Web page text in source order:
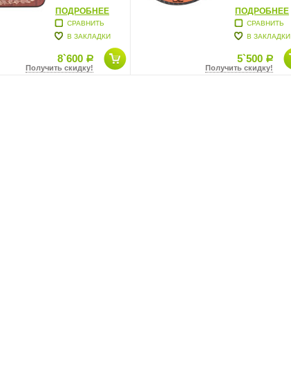
ПОДРОБНЕЕ
СРАВНИТЬ
В ЗАКЛАДКИ
8`600 Р
Получить скидку!
стиле
ПОДРОБНЕЕ
СРАВНИТЬ
В ЗАКЛАДКИ
5`500 Р
Получить скидку!